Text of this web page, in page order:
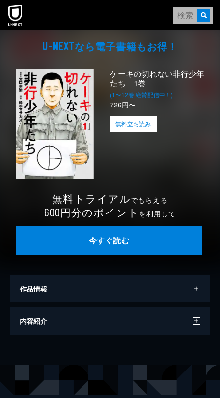
本文へスキップ
U-NEXTなら電⼦書籍もお得！
ケーキの切れない非行少年
たち 1巻
(1〜12巻 絶賛配信中！)
726円〜
無料立ち読み
無料トライアルでもらえる
600円分のポイント を利用して
今すぐ読む
作品情報
原作
レーベル バンチコミックス
内容紹介